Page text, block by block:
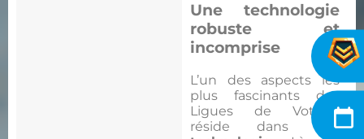
Une technologie
robuste et
incomprise
L’un des aspects les
plus fascinants des
Ligues de Votann
réside dans leur